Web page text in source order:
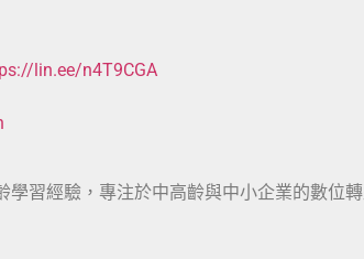
lin.ee/n4T9CGA
學習經驗，專注於中高齡與中小企業的數位